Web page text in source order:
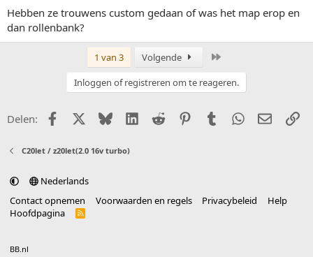
Hebben ze trouwens custom gedaan of was het map erop en
dan rollenbank?
1 van 3 Volgende
Inloggen of registreren om te reageren.
Delen: FacebookX (Twitter)
BlueskyLinkedIn
Reddit PinterestTumblr WhatsApp
E-mail
C20let / z20let(2.0 16v turbo)
Nederlands
Contact opnemen
Voorwaarden en regels Privacybeleid
Help
Hoofdpagina
R
BB.nl